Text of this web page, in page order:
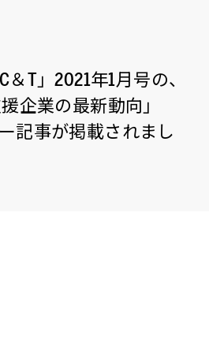
T」2021年1月号の、
企業の最新動向」
記事が掲載されまし